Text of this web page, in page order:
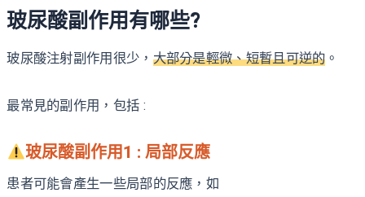
玻尿酸副作用有哪些?
玻尿酸注射副作用很少， 大部分是輕微、短暫且可逆的 。
最常見的副作用，包括 :
玻尿酸副作用1 : 局部反應
患者可能會產生一些局部的反應，如